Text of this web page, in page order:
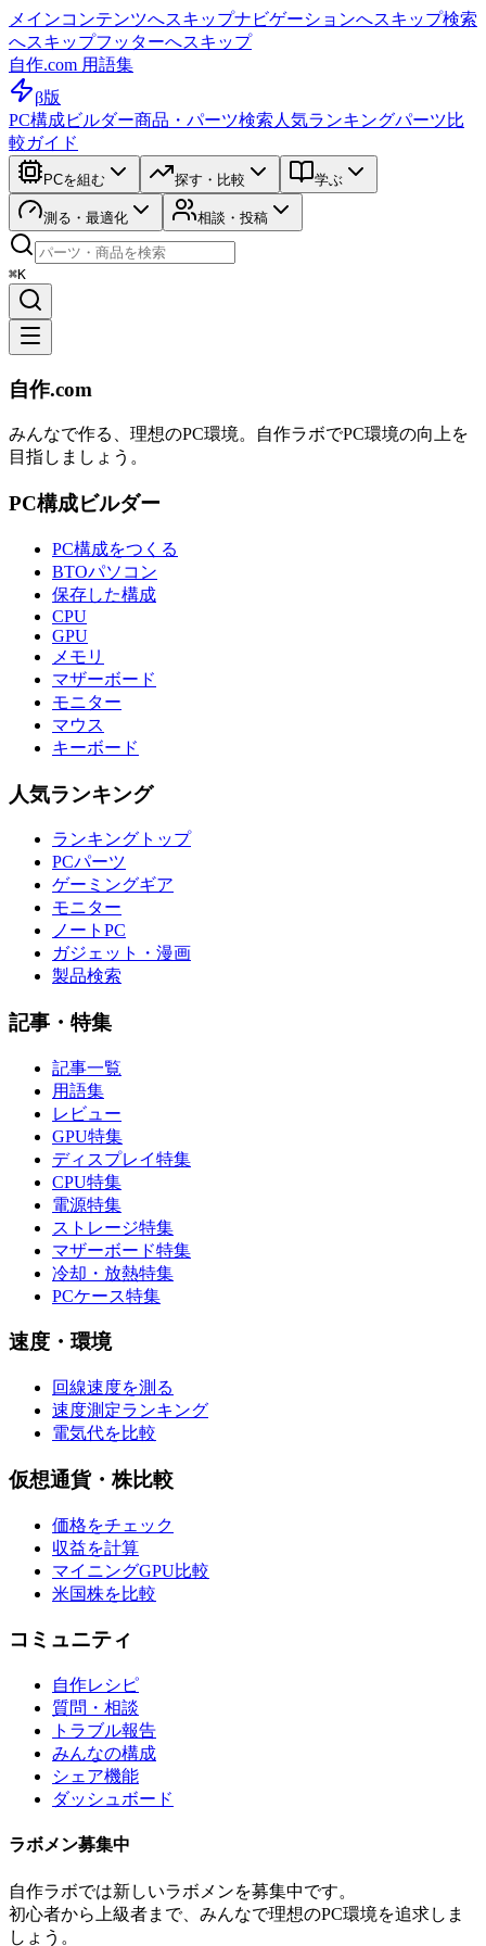
メインコンテンツへスキップナビゲーションへスキップ検索
へスキップフッターへスキップ
自作.com 用語集
β版
PC構成ビルダー商品・パーツ検索 人気ランキングパーツ比
較ガイド
PCを組む 探す・比較 学ぶ
測る・最適化 相談・投稿
⌘K
自作.com
みんなで作る、理想のPC環境。 自作ラボでPC環境の向上を
目指しましょう。
PC構成ビルダー
PC構成をつくる
BTOパソコン
保存した構成
CPU
GPU
メモリ
マザーボード
モニター
マウス
キーボード
人気ランキング
ランキングトップ
PCパーツ
ゲーミングギア
モニター
ノートPC
ガジェット・漫画
製品検索
記事・特集
記事一覧
用語集
レビュー
GPU特集
ディスプレイ特集
CPU特集
電源特集
ストレージ特集
マザーボード特集
冷却・放熱特集
PCケース特集
速度・環境
回線速度を測る
速度測定ランキング
電気代を比較
仮想通貨・株比較
価格をチェック
収益を計算
マイニングGPU比較
米国株を比較
コミュニティ
自作レシピ
質問・相談
トラブル報告
みんなの構成
シェア機能
ダッシュボード
ラボメン募集中
自作ラボでは新しいラボメンを募集中です。
初心者から上級者まで、みんなで理想のPC環境を追求しま
しょう。